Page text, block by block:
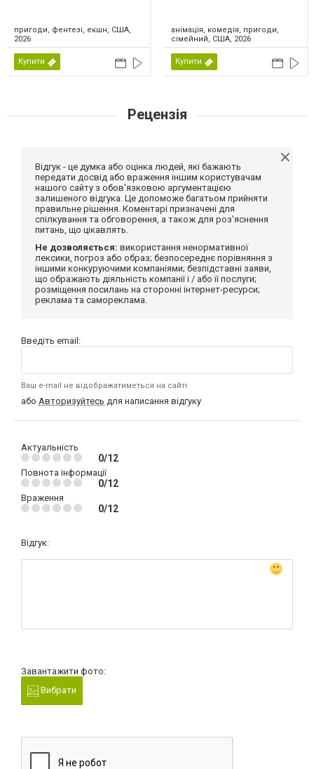
пригоди, фентезі, екшн, США,
2026
Купити
анімація, комедія, пригоди,
сімейний, США, 2026
Купити
Рецензія
Відгук - це думка або оцінка людей, які бажають
передати досвід або враження іншим користувачам
нашого сайту з обов'язковою аргументацією
залишеного відгука. Це допоможе багатьом прийняти
правильне рішення. Коментарі призначені для
спілкування та обговорення, а також для роз'яснення
питань, що цікавлять.
Не дозволяється: використання ненормативної
лексики, погроз або образ; безпосереднє порівняння з
іншими конкуруючими компаніями; безпідставні заяви,
що ображають діяльність компанії і / або її послуги;
розміщення посилань на сторонні інтернет-ресурси;
реклама та самореклама.
Введіть email:
Ваш e-mail не відображатиметься на сайті
або Авторизуйтесь для написання відгуку
Актуальність
0/12
Повнота інформації
0/12
Враження
0/12
Відгук:
Завантажити фото:
Вибрати